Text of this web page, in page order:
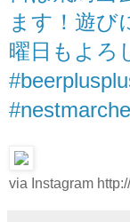
ます！遊び
曜日もよろ
via Instagram